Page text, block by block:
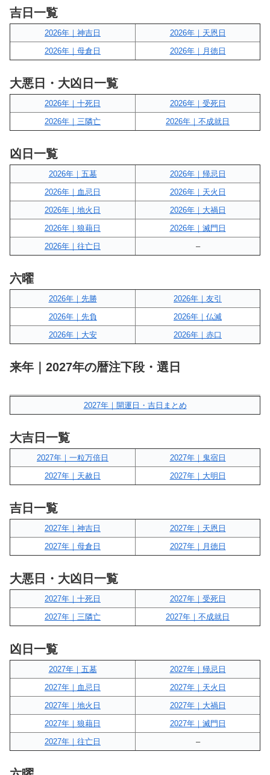
吉日一覧
2026年｜神吉日
2026年｜天恩日
2026年｜母倉日
2026年｜月徳日
大悪日・大凶日一覧
2026年｜十死日
2026年｜受死日
2026年｜三隣亡
2026年｜不成就日
凶日一覧
2026年｜五墓
2026年｜帰忌日
2026年｜血忌日
2026年｜天火日
2026年｜地火日
2026年｜大禍日
2026年｜狼藉日
2026年｜滅門日
2026年｜往亡日
–
六曜
2026年｜先勝
2026年｜友引
2026年｜先負
2026年｜仏滅
2026年｜大安
2026年｜赤口
来年｜2027年の暦注下段・選日
2027年｜開運日・吉日まとめ
大吉日一覧
2027年｜一粒万倍日
2027年｜鬼宿日
2027年｜天赦日
2027年｜大明日
吉日一覧
2027年｜神吉日
2027年｜天恩日
2027年｜母倉日
2027年｜月徳日
大悪日・大凶日一覧
2027年｜十死日
2027年｜受死日
2027年｜三隣亡
2027年｜不成就日
凶日一覧
2027年｜五墓
2027年｜帰忌日
2027年｜血忌日
2027年｜天火日
2027年｜地火日
2027年｜大禍日
2027年｜狼藉日
2027年｜滅門日
2027年｜往亡日
–